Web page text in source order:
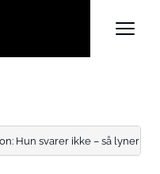
Hun svarer ikke – så lyner